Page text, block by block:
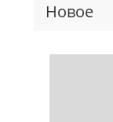
Новое